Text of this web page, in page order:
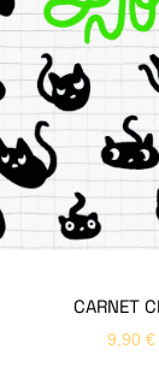
CARNET
9,90 €